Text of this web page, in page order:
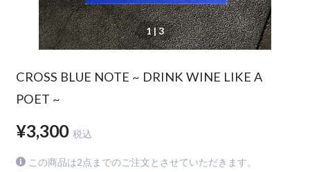
1| 3
CROSS BLUE NOTE ~ DRINK WINE LIKE A
POET ~
¥3,300 税込
この商品は2点までのご注文とさせていただきます。